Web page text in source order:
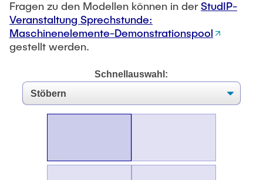
Internationale Kooperationen
Abgeschlossene Projekte
Vertiefte KL
Großes Konstruktionsprojekt
Digitale Produktentwicklung und Leichtbau
Fluidtechnik
Methoden der Produktentwicklung
VERANSTALTUNGEN
PAD International Summer School
Fragen zu den Modellen können in derStudIP-
Veranstaltung Sprechstunde:
Maschinenelemente-Demonstrationspool
gestellt werden.
Schnellauswahl: